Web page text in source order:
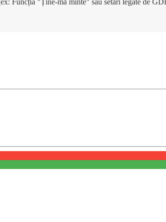
Funcția "Ține-mă minte" sau setări legate de